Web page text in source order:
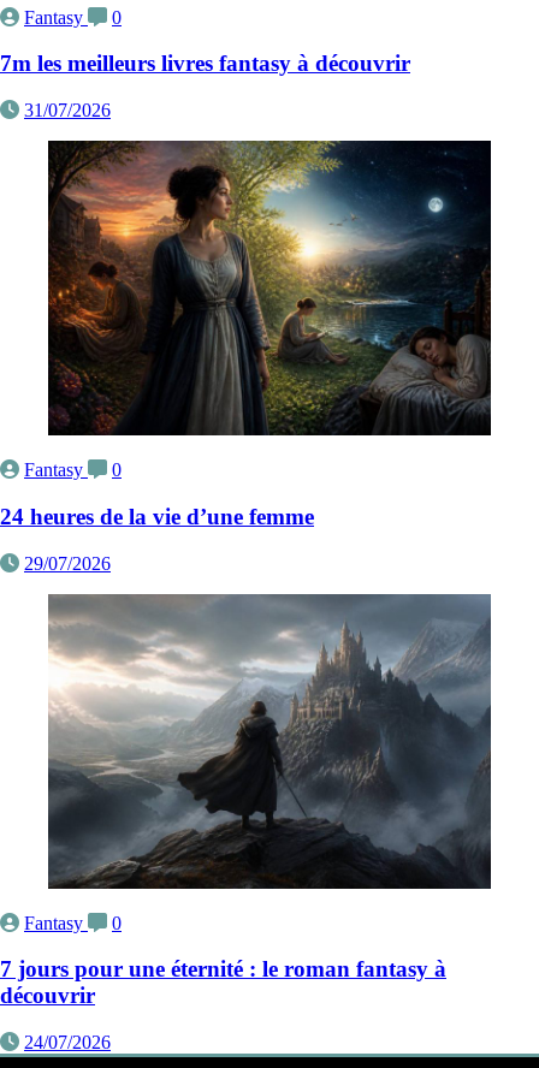
Fantasy 0
7m les meilleurs livres fantasy à découvrir
31/07/2026
Fantasy 0
24 heures de la vie d’une femme
29/07/2026
Fantasy 0
7 jours pour une éternité : le roman fantasy à
découvrir
24/07/2026